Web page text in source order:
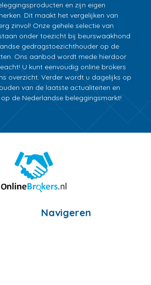
en zijn eigen
Dit maakt het vergelijken van
zinvol! Onze gehele selectie van
onder toezicht bij beurswaakhond
gedragstoezichthouder op de
Ons aanbod wordt mede hierdoor
U kunt eenvoudig online brokers
overzicht. Verder wordt u dagelijks op
van de laatste actualiteiten en
de Nederlandse beleggingsmarkt!
Navigeren